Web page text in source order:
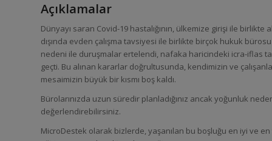
Açıklamalar
Dünyayı saran Covid-19 hastalığının, ülkemize girişi ile
dışında evden çalışma tavsiyesi ile birlikte birçok hukuk
nedeni ile duruşmalar ertelendi, nafaka haricindeki icra-iflas
geçti. Bu alınan kararlar doğrultusunda, kendimizin ve
mesaimizin büyük bir kısmı boş kaldı.
Bürolarınızda uzun süredir planladığınız ancak yoğunluk
değerlendirebilirsiniz.
MicroDestek olarak bizlerde, yaşanılan bu boşluğu en iyi ve